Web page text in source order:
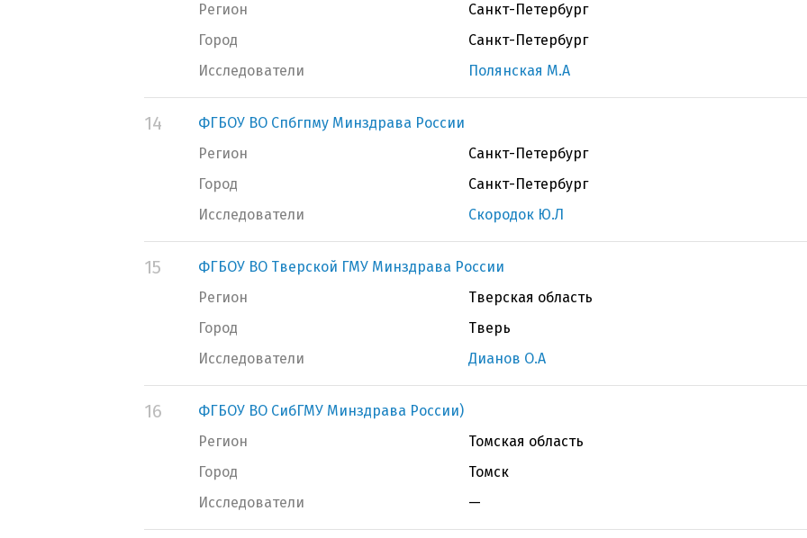
Регион
Санкт-Петербург
Город
Санкт-Петербург
Исследователи
Полянская М.А
14
ФГБОУ ВО Спбгпму Минздрава России
Регион
Санкт-Петербург
Город
Санкт-Петербург
Исследователи
Скородок Ю.Л
15
ФГБОУ ВО Тверской ГМУ Минздрава России
Регион
Тверская область
Город
Тверь
Исследователи
Дианов О.А
16
ФГБОУ ВО СибГМУ Минздрава России)
Регион
Томская область
Город
Томск
Исследователи
—